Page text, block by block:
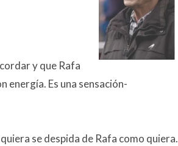
y que Rafa
energía. Es una sensación-
se despida de Rafa como quiera.